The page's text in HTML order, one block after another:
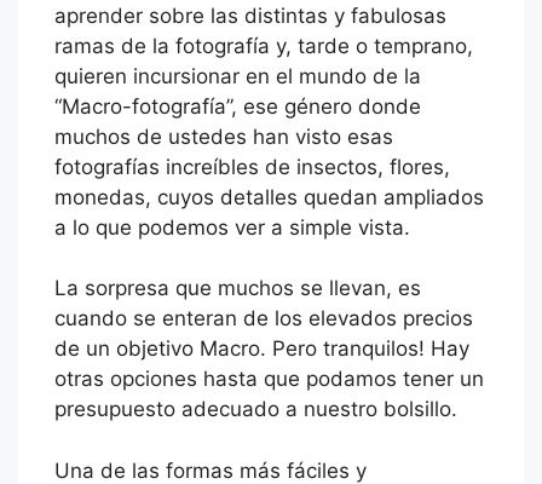
aprender sobre las distintas y fabulosas
ramas de la fotografía y, tarde o temprano,
quieren incursionar en el mundo de la
“Macro-fotografía”, ese género donde
muchos de ustedes han visto esas
fotografías increíbles de insectos, flores,
monedas, cuyos detalles quedan ampliados
a lo que podemos ver a simple vista.
La sorpresa que muchos se llevan, es
cuando se enteran de los elevados precios
de un objetivo Macro. Pero tranquilos! Hay
otras opciones hasta que podamos tener un
presupuesto adecuado a nuestro bolsillo.
Una de las formas más fáciles y